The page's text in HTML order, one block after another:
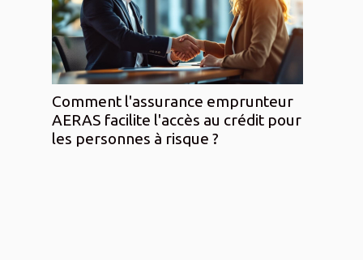
Comment l'assurance emprunteur
AERAS facilite l'accès au crédit pour
les personnes à risque ?